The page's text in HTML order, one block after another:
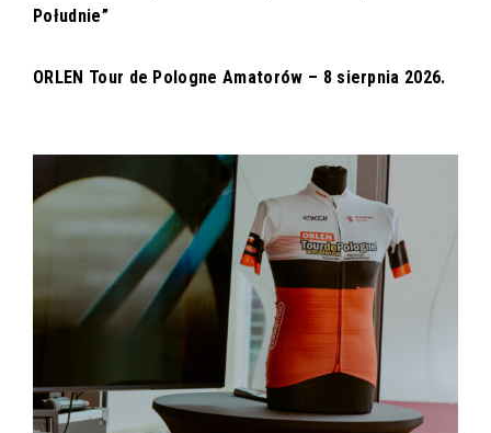
Południe”
ORLEN Tour de Pologne Amatorów – 8 sierpnia 2026.